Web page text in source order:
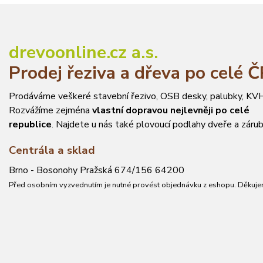
drevoonline.cz a.s.
Prodej řeziva a dřeva po celé
Prodáváme veškeré stavební řezivo, OSB desky, palubky,
Rozvážíme zejména vlastní dopravou nejlevněji po celé
republice. Najdete u nás také plovoucí podlahy dveře a
Centrála a sklad
Brno - Bosonohy Pražská 674/156 64200
Před osobním vyzvednutím je nutné provést objednávku z eshopu.